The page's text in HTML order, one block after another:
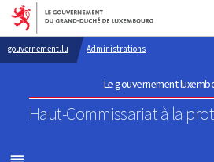
Aller au menu
Aller au contenu
gouvernement.lu Administrations
Le gouvernement
Haut-Commissariat à la